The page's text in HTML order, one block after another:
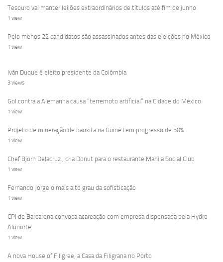
Tesouro vai manter leilões extraordinários de títulos até fim de junho
1 view
Pelo menos 22 candidatos são assassinados antes das eleições no México
1 view
Iván Duque é eleito presidente da Colômbia
3 views
Gol contra a Alemanha causa “terremoto artificial” na Cidade do México
1 view
Projeto de mineração de bauxita na Guiné tem progresso de 50%
1 view
Chef Björn Delacruz , cria Donut para o restaurante Manila Social Club
1 view
Fernando Jorge o mais alto grau da sofisticação
1 view
CPI de Barcarena convoca acareação com empresa dispensada pela Hydro
Alunorte
1 view
A nova House of Filigree, a Casa da Filigrana no Porto